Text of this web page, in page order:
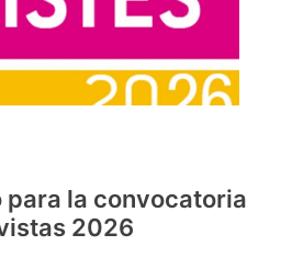
para la convocatoria
2026